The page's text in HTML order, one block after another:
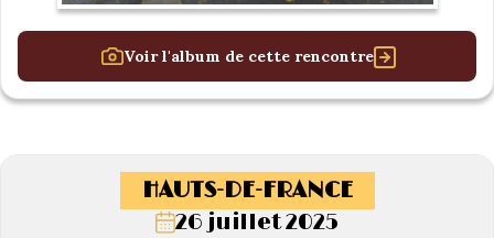
Voir l'album de cette rencontre
HAUTS-DE-FRANCE
26 juillet 2025